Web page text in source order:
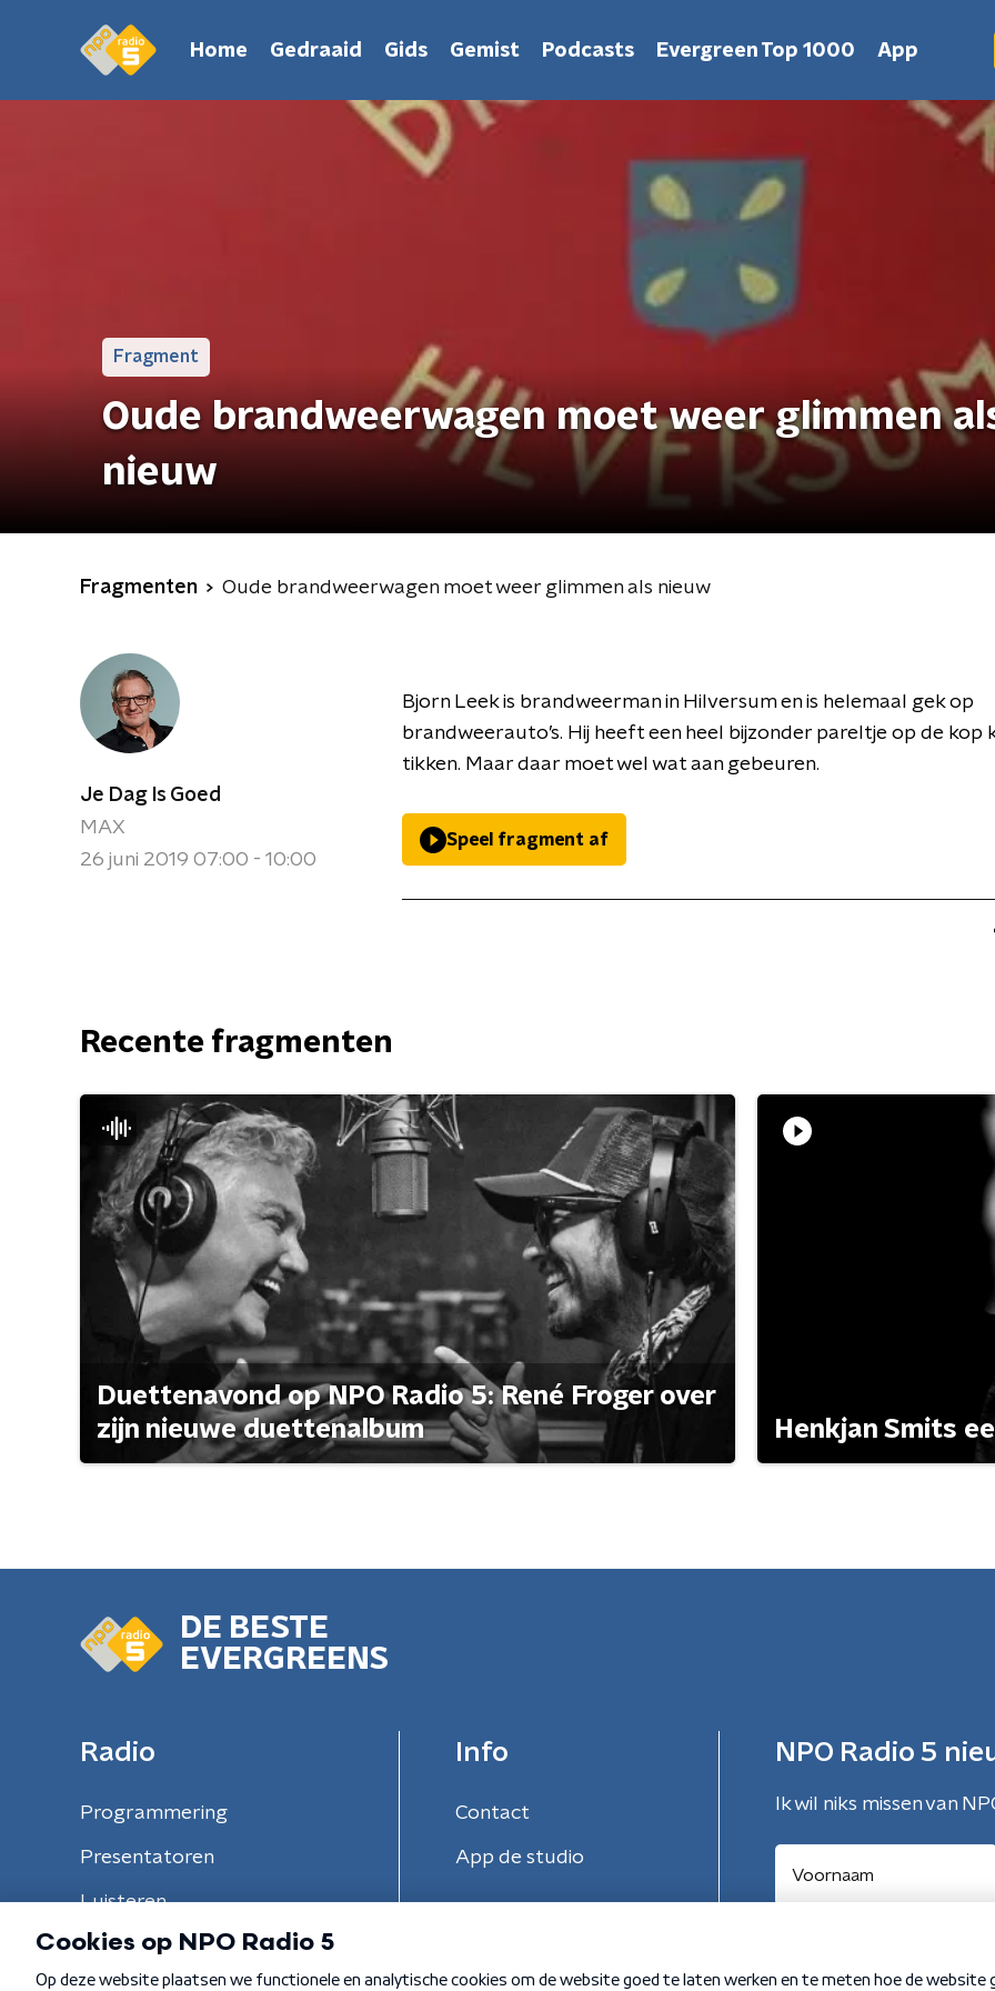
Home Gedraaid Gids Gemist Podcasts Evergreen Top 1000 App
Fragment
Oude brandweerwagen moet weer glimmen
nieuw
Fragmenten Oude brandweerwagen moet weer glimmen als nieuw
Je Dag Is Goed
MAX
26 juni 2019 07:00 - 10:00
Bjorn Leek is brandweerman in Hilversum en is helemaal gek op
brandweerauto’s. Hij heeft een heel bijzonder pareltje op de kop
tikken. Maar daar moet wel wat aan gebeuren.
Speel fragment af
Recente fragmenten
Duettenavond op NPO Radio 5: René Froger over
zijn nieuwe duettenalbum
Henkjan Smits
DE BESTE
EVERGREENS
Radio
Programmering
Presentatoren
Luisteren
Info
Contact
App de studio
NPO Radio 5
Ik wil niks missen van